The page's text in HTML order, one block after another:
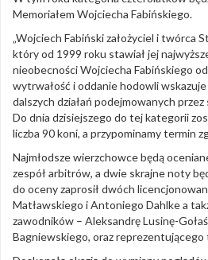
Memoriałem Wojciecha Fabińskiego.
„Wojciech Fabiński założyciel i twórca
który od 1999 roku stawiał jej
nieobecności Wojciecha Fabińskiego
wytrwałość i oddanie hodowli
dalszych działań podejmowanych
Do dnia dzisiejszego do tej kategorii
liczba 90 koni, a przypominamy termin
Najmłodsze wierzchowce będą
zespół arbitrów, a dwie skrajne noty
do oceny zaprosił dwóch
Matławskiego i Antoniego Dahlke a
zawodników – Aleksandrę Lusinę-
Bagniewskiego, oraz reprezentującego